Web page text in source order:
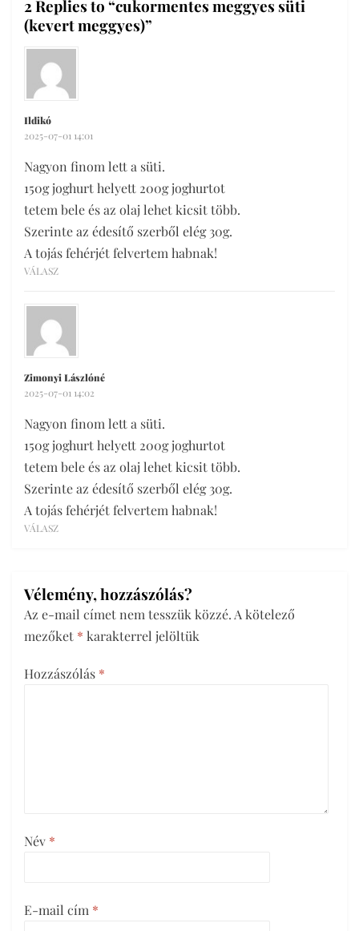
2 Replies to “cukormentes meggyes süti
(kevert meggyes)”
Ildikó
2025-07-01 14:01
Nagyon finom lett a süti.
150g joghurt helyett 200g joghurtot
tetem bele és az olaj lehet kicsit több.
Szerinte az édesítő szerből elég 30g.
A tojás fehérjét felvertem habnak!
VÁLASZ
Zimonyi Lászlóné
2025-07-01 14:02
Nagyon finom lett a süti.
150g joghurt helyett 200g joghurtot
tetem bele és az olaj lehet kicsit több.
Szerinte az édesítő szerből elég 30g.
A tojás fehérjét felvertem habnak!
VÁLASZ
Vélemény, hozzászólás?
Az e-mail címet nem tesszük közzé. A kötelező
mezőket * karakterrel jelöltük
Hozzászólás *
Név *
E-mail cím *